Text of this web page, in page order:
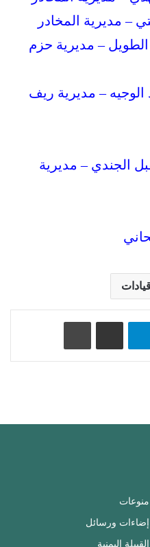
الطويل – مديرية حزم
الوجيه – مديرية ريف
الجندي – مديرية
تيلقرام
منوعات
إضاءات ورسائل
القبيلة اليمنية